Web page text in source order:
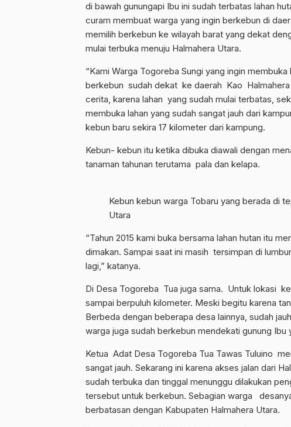
di bawah gunungapi Ibu ini sudah terbatas lahan
curam membuat warga yang ingin berkebun di
memilih berkebun ke wilayah barat yang dekat
mulai terbuka menuju Halmahera Utara.
“Kami Warga Togoreba Sungi yang ingin
berkebun sudah dekat ke daerah Kao Halmahera
cerita, karena lahan yang sudah mulai terbatas,
membuka lahan yang sudah sangat jauh dari
kebun baru sekira 17 kilometer dari kampung.
Kebun- kebun itu ketika dibuka diawali dengan
tanaman tahunan terutama pala dan kelapa.
Kebun kebun warga Tobaru yang berada di
Utara
“Tahun 2015 kami buka bersama lahan hutan itu
dimakan. Sampai saat ini masih tersimpan di
lagi,” katanya.
Di Desa Togoreba Tua juga sama. Untuk lokasi
sampai berpuluh kilometer. Meski begitu karena
Berbeda dengan beberapa desa lainnya, sudah
warga juga sudah berkebun mendekati gunung
Ketua Adat Desa Togoreba Tua Tawas Tuluino
sangat jauh. Sekarang ini karena akses jalan dari
sudah terbuka dan tinggal menunggu dilakukan
tersebut untuk berkebun. Sebagian warga
berbatasan dengan Kabupaten Halmahera Utara.